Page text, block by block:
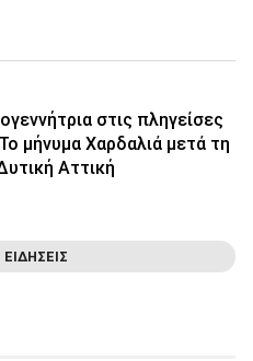
στις πληγείσες
μήνυμα Χαρδαλιά μετά τη
Αττική
ΕΙΔΗΣΕΙΣ